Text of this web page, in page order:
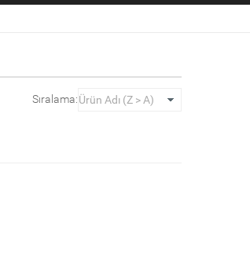
Sıralama: